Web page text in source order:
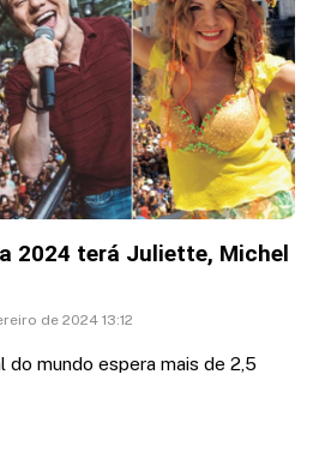
2024 terá Juliette, Michel
de 2024 13:12
do mundo espera mais de 2,5